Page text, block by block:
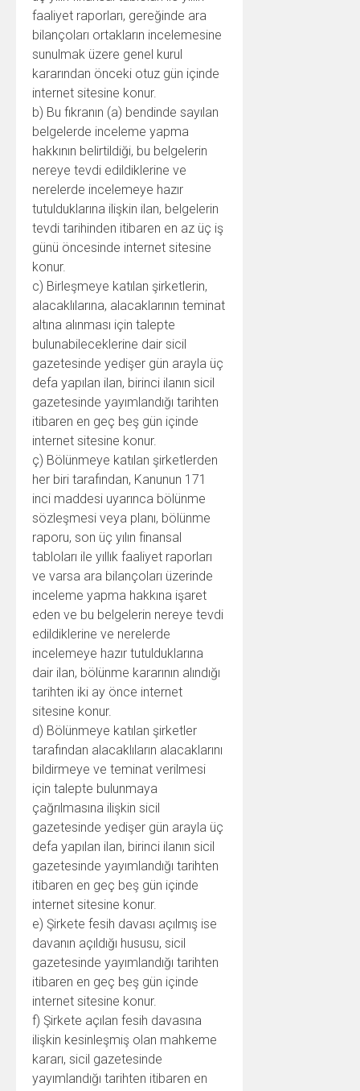
faaliyet raporları, gereğinde ara
bilançoları ortakların incelemesine
sunulmak üzere genel kurul
kararından önceki otuz gün içinde
internet sitesine konur.
b) Bu fıkranın (a) bendinde sayılan
belgelerde inceleme yapma
hakkının belirtildiği, bu belgelerin
nereye tevdi edildiklerine ve
nerelerde incelemeye hazır
tutulduklarına ilişkin ilan, belgelerin
tevdi tarihinden itibaren en az üç iş
günü öncesinde internet sitesine
konur.
c) Birleşmeye katılan şirketlerin,
alacaklılarına, alacaklarının teminat
altına alınması için talepte
bulunabileceklerine dair sicil
gazetesinde yedişer gün arayla üç
defa yapılan ilan, birinci ilanın sicil
gazetesinde yayımlandığı tarihten
itibaren en geç beş gün içinde
internet sitesine konur.
ç) Bölünmeye katılan şirketlerden
her biri tarafından, Kanunun 171
inci maddesi uyarınca bölünme
sözleşmesi veya planı, bölünme
raporu, son üç yılın finansal
tabloları ile yıllık faaliyet raporları
ve varsa ara bilançoları üzerinde
inceleme yapma hakkına işaret
eden ve bu belgelerin nereye tevdi
edildiklerine ve nerelerde
incelemeye hazır tutulduklarına
dair ilan, bölünme kararının alındığı
tarihten iki ay önce internet
sitesine konur.
d) Bölünmeye katılan şirketler
tarafından alacaklıların alacaklarını
bildirmeye ve teminat verilmesi
için talepte bulunmaya
çağrılmasına ilişkin sicil
gazetesinde yedişer gün arayla üç
defa yapılan ilan, birinci ilanın sicil
gazetesinde yayımlandığı tarihten
itibaren en geç beş gün içinde
internet sitesine konur.
e) Şirkete fesih davası açılmış ise
davanın açıldığı hususu, sicil
gazetesinde yayımlandığı tarihten
itibaren en geç beş gün içinde
internet sitesine konur.
f) Şirkete açılan fesih davasına
ilişkin kesinleşmiş olan mahkeme
kararı, sicil gazetesinde
yayımlandığı tarihten itibaren en